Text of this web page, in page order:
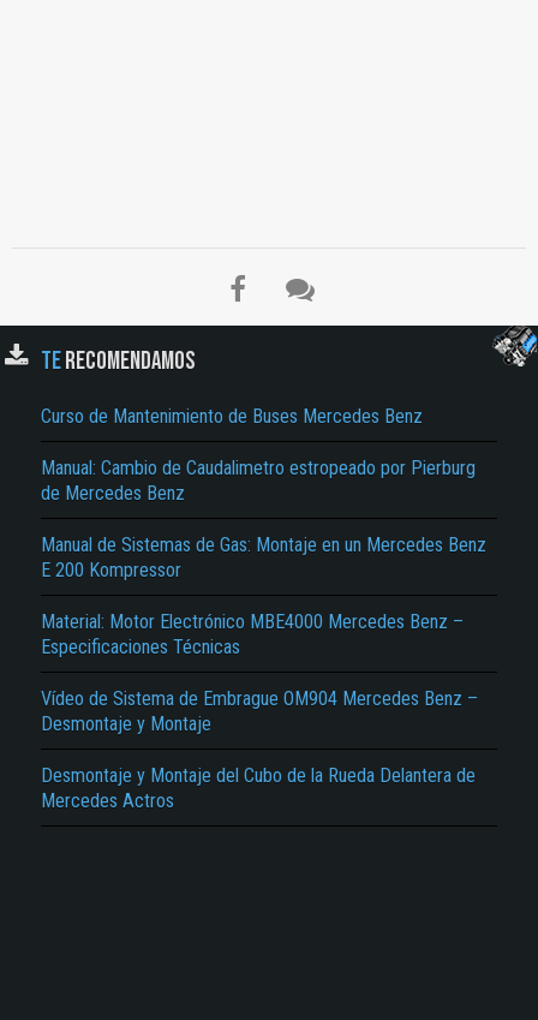
TERECOMENDAMOS
Curso de Mantenimiento de Buses Mercedes Benz
Manual: Cambio de Caudalimetro estropeado por Pierburg
de Mercedes Benz
Manual de Sistemas de Gas: Montaje en un Mercedes Benz
E 200 Kompressor
Material: Motor Electrónico MBE4000 Mercedes Benz –
Especificaciones Técnicas
Vídeo de Sistema de Embrague OM904 Mercedes Benz –
Desmontaje y Montaje
Desmontaje y Montaje del Cubo de la Rueda Delantera de
Mercedes Actros
El Título es incorrecto según el contenido.
No carga o no se visualiza el contenido.
Reportar otro tipo de error...